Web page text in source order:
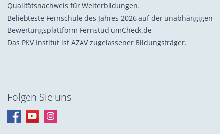
Qualitätsnachweis für Weiterbildungen.
Beliebteste Fernschule des Jahres 2026 auf der unabhängigen
Bewertungsplattform FernstudiumCheck.de
Das PKV Institut ist AZAV zugelassener Bildungsträger.
Folgen Sie uns